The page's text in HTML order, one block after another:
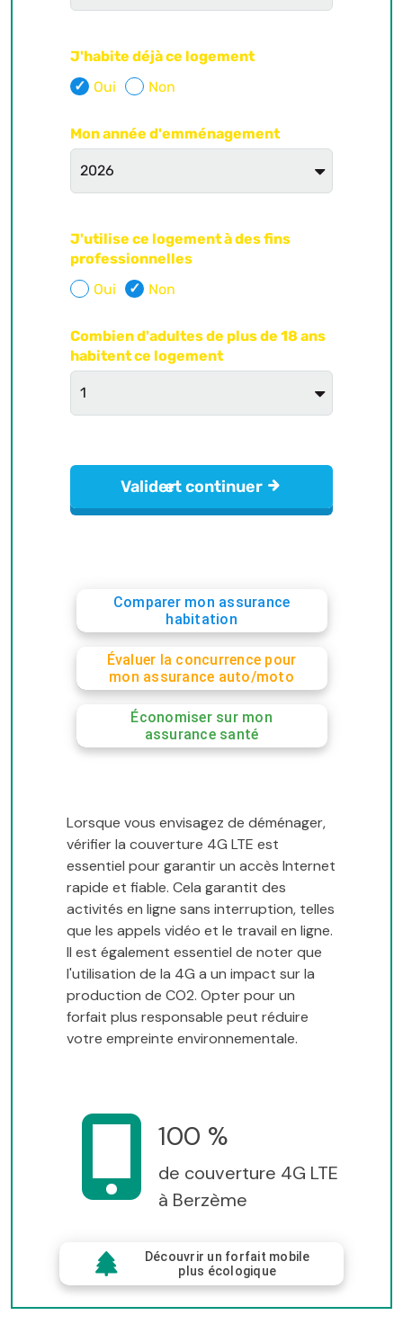
Comparer mon assurance
habitation
Évaluer la concurrence pour
mon assurance auto/moto
Économiser sur mon
assurance santé
Lorsque vous envisagez de déménager,
vérifier la couverture 4G LTE est
essentiel pour garantir un accès Internet
rapide et fiable. Cela garantit des
activités en ligne sans interruption, telles
que les appels vidéo et le travail en ligne.
Il est également essentiel de noter que
l'utilisation de la 4G a un impact sur la
production de CO2. Opter pour un
forfait plus responsable peut réduire
votre empreinte environnementale.
100 %
de couverture 4G LTE
à Berzème
Découvrir un forfait mobile
plus écologique